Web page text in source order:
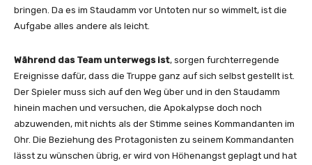
bringen. Da es im Staudamm vor Untoten nur so wimmelt, ist die
Aufgabe alles andere als leicht.
Während das Team unterwegs ist, sorgen furchterregende
Ereignisse dafür, dass die Truppe ganz auf sich selbst gestellt ist.
Der Spieler muss sich auf den Weg über und in den Staudamm
hinein machen und versuchen, die Apokalypse doch noch
abzuwenden, mit nichts als der Stimme seines Kommandanten im
Ohr. Die Beziehung des Protagonisten zu seinem Kommandanten
lässt zu wünschen übrig, er wird von Höhenangst geplagt und hat